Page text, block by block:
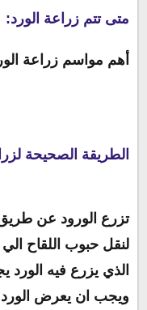
متى تتم زراعة الورد:
أهم مواسم زراعة
الطريقة الصحيحة
تزرع الورود عن طريق
لنقل حبوب اللقاح
الذي يزرع فيه الورد
ويجب ان يعرض